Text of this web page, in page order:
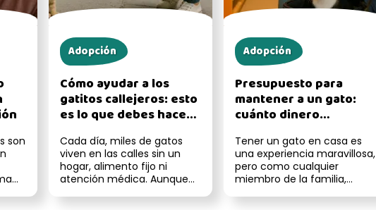
son
Adopción
Cómo ayudar a los
gatitos callejeros: esto
es lo que debes hacer,
según expertos
Cada día, miles de gatos
viven en las calles sin un
hogar, alimento fijo ni
atención médica. Aunque
Adopción
Presupuesto para
mantener a un gato:
cuánto dinero
una buena vida
Tener un gato en casa es
una experiencia maravillosa,
pero como cualquier
miembro de la familia,